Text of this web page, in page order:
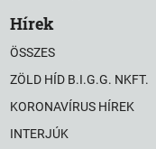
Hírek
ÖSSZES
ZÖLD HÍD B.I.G.G. NKFT.
KORONAVÍRUS HÍREK
INTERJÚK